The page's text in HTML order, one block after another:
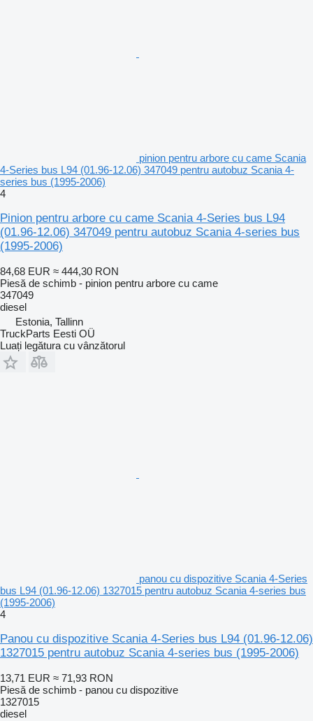
pinion pentru arbore cu came Scania
4-Series bus L94 (01.96-12.06) 347049 pentru autobuz Scania 4-
series bus (1995-2006)
4
Pinion pentru arbore cu came Scania 4-Series bus L94
(01.96-12.06) 347049 pentru autobuz Scania 4-series bus
(1995-2006)
84,68 EUR ≈ 444,30 RON
Piesă de schimb - pinion pentru arbore cu came
347049
diesel
Estonia, Tallinn
TruckParts Eesti OÜ
Luați legătura cu vânzătorul
panou cu dispozitive Scania 4-Series
bus L94 (01.96-12.06) 1327015 pentru autobuz Scania 4-series bus
(1995-2006)
4
Panou cu dispozitive Scania 4-Series bus L94 (01.96-12.06)
1327015 pentru autobuz Scania 4-series bus (1995-2006)
13,71 EUR ≈ 71,93 RON
Piesă de schimb - panou cu dispozitive
1327015
diesel